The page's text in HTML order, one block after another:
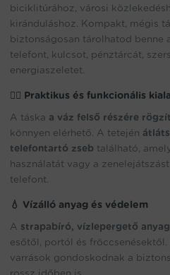
biciklitúrához, városi
kiránduláshoz. Kompakt, mégis
biztonságosan tárolhatod benne
telefont, kulcsot, pénztárcát,
energiaszeletet.
🚴‍♂️ Praktikus és funkcionális
A táska a váz felső részére
könnyen elérhető. A tetején
telefontartó zseb található,
használatát vagy a
telefont.
💧 Vízálló anyag és védelem
A strapabíró, vízlepergető anyag
esőtől, portól és
varrások gondoskodnak a